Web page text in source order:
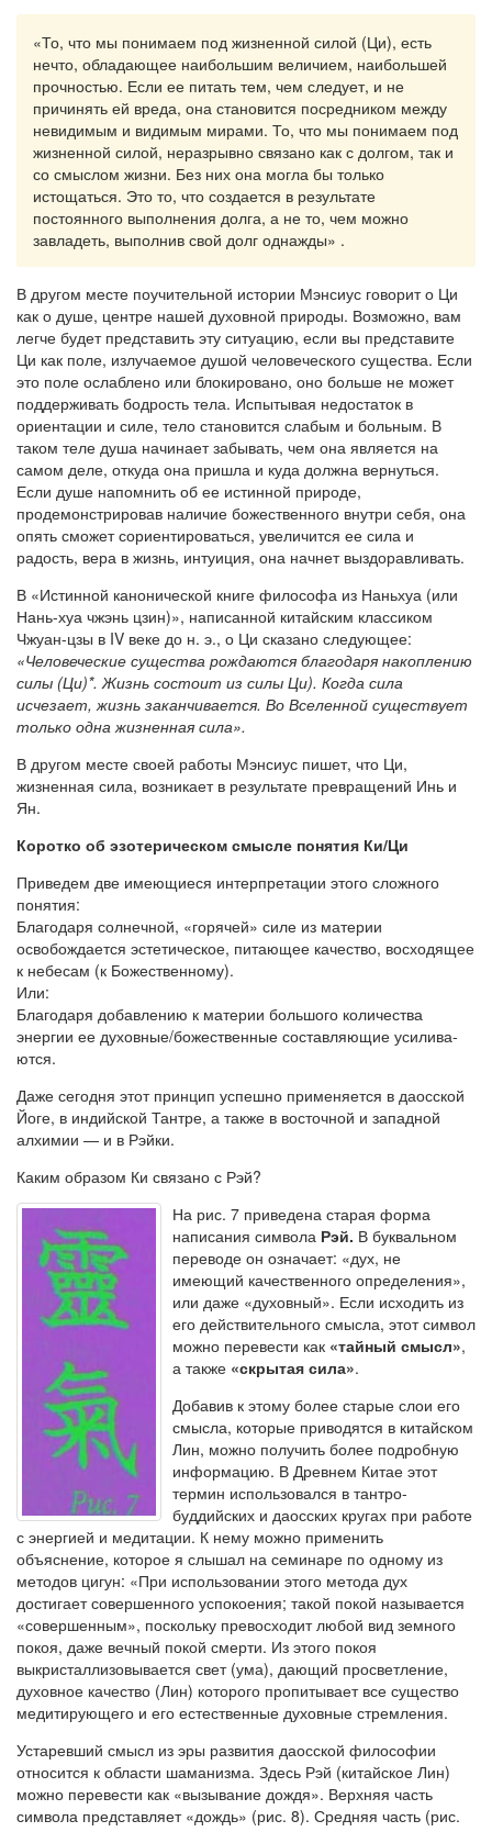
«То, что мы понимаем под жизненной силой (Ци), есть
нечто, обладающее наибольшим величием, наибольшей
прочностью. Если ее питать тем, чем следует, и не
причинять ей вреда, она становится посредником между
невидимым и видимым мирами. То, что мы понимаем под
жизненной силой, неразрывно связано как с долгом, так и
со смыслом жизни. Без них она могла бы только
истощаться. Это то, что создается в результате
постоянного выполнения долга, а не то, чем можно
завладеть, выполнив свой долг однажды» .
В другом месте поучительной истории Мэнсиус говорит о Ци
как о душе, центре нашей духовной природы. Возможно, вам
легче будет представить эту ситуацию, если вы представите
Ци как поле, излучаемое душой человеческого существа. Если
это поле ослаблено или блокировано, оно больше не может
поддерживать бодрость тела. Испытывая недостаток в
ориентации и силе, тело становится слабым и больным. В
таком теле душа начинает забывать, чем она является на
самом деле, откуда она пришла и куда должна вернуться.
Если душе напомнить об ее истинной природе,
продемонстрировав наличие божественного внутри себя, она
опять сможет сориентироваться, увеличится ее сила и
радость, вера в жизнь, интуиция, она начнет выздоравливать.
В «Истинной канонической книге философа из Наньхуа (или
Нань-хуа чжэнь цзин)», написанной китайским классиком
Чжуан-цзы в IV веке до н. э., о Ци сказано следующее:
«Человеческие существа рождаются благодаря накоплению
силы (Ци)*. Жизнь состоит из силы Ци). Когда сила
исчезает, жизнь заканчивается. Во Вселенной существует
только одна жизненная сила».
В другом месте своей работы Мэнсиус пишет, что Ци,
жизненная сила, возникает в результате превращений Инь и
Ян.
Коротко об эзотерическом смысле понятия Ки/Ци
Приведем две имеющиеся интерпретации этого сложного
понятия:
Благодаря солнечной, «горячей» силе из материи
освобождается эс­тетическое, питающее качество, восходящее
к небесам (к Божествен­ному).
Или:
Благодаря добавлению к материи большого количества
энергии ее духовные/божественные составляющие усилива­
ются.
Даже сегодня этот принцип успешно применяется в даосской
Йоге, в индийской Тантре, а также в восточной и западной
алхимии — и в Рэйки.
Каким образом Ки связано с Рэй?
На рис. 7 приведена старая форма
написания символа Рэй. В букваль­ном
переводе он означает: «дух, не
имеющий качественного определе­ния»,
или даже «духовный». Если исходить из
его действительного смысла, этот символ
можно перевести как «тайный смысл»,
а также «скрытая сила».
Добавив к этому более старые слои его
смысла, которые приводятся в китайском
Лин, можно получить более подробную
информацию. В Древнем Китае этот
термин использовался в тантро-
буддийских и даосских кругах при работе
с энергией и медитации. К нему можно применить
объяснение, которое я слышал на семинаре по одному из
методов цигун: «При использовании этого метода дух
достигает совер­шенного успокоения; такой покой называется
«совершенным», пос­кольку превосходит любой вид земного
покоя, даже вечный покой смерти. Из этого покоя
выкристаллизовывается свет (ума), дающий просветление,
духовное качество (Лин) которого пропитывает все существо
медитирующего и его естественные духовные стремления.
Устаревший смысл из эры развития даосской философии
относится к области шаманизма. Здесь Рэй (китайское Лин)
можно перевести как «вызывание дождя». Верхняя часть
символа представляет «дождь» (рис. 8). Средняя часть (рис.